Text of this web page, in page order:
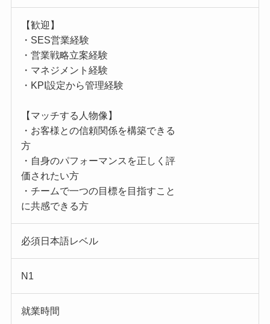
【歓迎】
・SES営業経験
・営業戦略立案経験
・マネジメント経験
・KPI設定から管理経験
【マッチする人物像】
・お客様との信頼関係を構築できる
方
・自身のパフォーマンスを正しく評
価されたい方
・チームで一つの目標を目指すこと
に共感できる方
必須日本語レベル
N1
就業時間